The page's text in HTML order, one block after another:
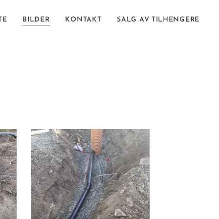
BILDER KONTAKT SALG AV TILHENGERE